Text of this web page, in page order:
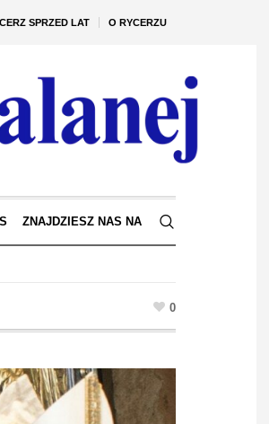
SPRZED LAT O RYCERZU
ZNAJDZIESZ NAS NA
0